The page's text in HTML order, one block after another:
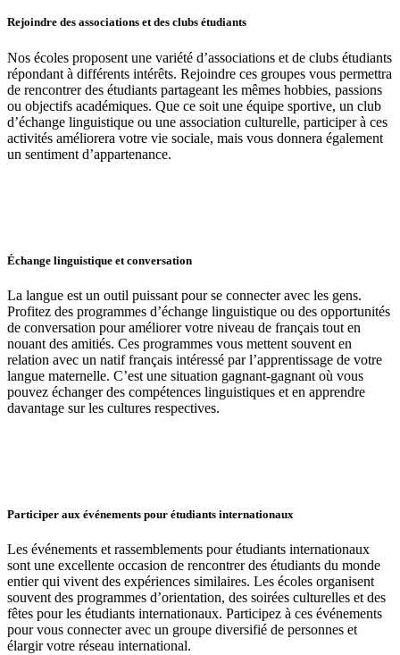
Rejoindre des associations et des clubs étudiants
Nos écoles proposent une variété d’associations et de clubs étudiants
répondant à différents intérêts. Rejoindre ces groupes vous permettra
de rencontrer des étudiants partageant les mêmes hobbies, passions
ou objectifs académiques. Que ce soit une équipe sportive, un club
d’échange linguistique ou une association culturelle, participer à ces
activités améliorera votre vie sociale, mais vous donnera également
un sentiment d’appartenance.
Échange linguistique et conversation
La langue est un outil puissant pour se connecter avec les gens.
Profitez des programmes d’échange linguistique ou des opportunités
de conversation pour améliorer votre niveau de français tout en
nouant des amitiés. Ces programmes vous mettent souvent en
relation avec un natif français intéressé par l’apprentissage de votre
langue maternelle. C’est une situation gagnant-gagnant où vous
pouvez échanger des compétences linguistiques et en apprendre
davantage sur les cultures respectives.
Participer aux événements pour étudiants internationaux
Les événements et rassemblements pour étudiants internationaux
sont une excellente occasion de rencontrer des étudiants du monde
entier qui vivent des expériences similaires. Les écoles organisent
souvent des programmes d’orientation, des soirées culturelles et des
fêtes pour les étudiants internationaux. Participez à ces événements
pour vous connecter avec un groupe diversifié de personnes et
élargir votre réseau international.